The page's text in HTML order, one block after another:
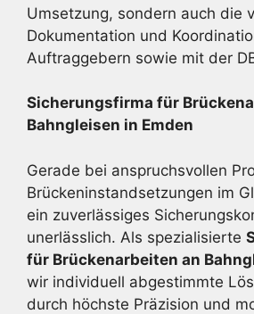
Umsetzung, sondern auch die
Dokumentation und
Auftraggebern sowie mit der
Sicherungsfirma für
Bahngleisen in Emden
Gerade bei anspruchsvollen
Brückeninstandsetzungen im
ein zuverlässiges
unerlässlich. Als spezialisierte
für Brückenarbeiten an
wir individuell abgestimmte
durch höchste Präzision und